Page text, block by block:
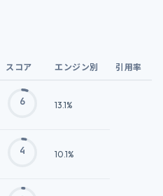
スコア エンジン別 引用率
6 13.1%
4 10.1%